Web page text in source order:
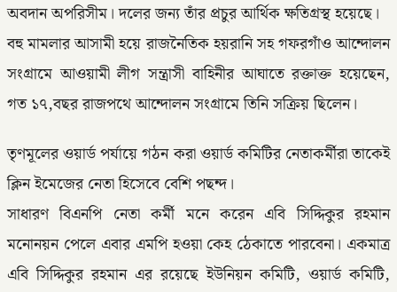
অবদান অপরিসীম। দলের জন্য তাঁর প্রচুর আর্থিক ক্ষতিগ্রস্থ হয়েছে।
বহু মামলার আসামী হয়ে রাজনৈতিক হয়রানি সহ গফরগাঁও আন্দোলন
সংগ্রামে আওয়ামী লীগ সন্ত্রাসী বাহিনীর আঘাতে রক্তাক্ত হয়েছেন,
গত ১৭,বছর রাজপথে আন্দোলন সংগ্রামে তিনি সক্রিয় ছিলেন।
তৃণমূলের ওয়ার্ড পর্যায়ে গঠন করা ওয়ার্ড কমিটির নেতাকর্মীরা তাকেই
ক্লিন ইমেজের নেতা হিসেবে বেশি পছন্দ।
সাধারণ বিএনপি নেতা কর্মী মনে করেন এবি সিদ্দিকুর রহমান
মনোনয়ন পেলে এবার এমপি হওয়া কেহ ঠেকাতে পারবেনা। একমাত্র
এবি সিদ্দিকুর রহমান এর রয়েছে ইউনিয়ন কমিটি, ওয়ার্ড কমিটি,